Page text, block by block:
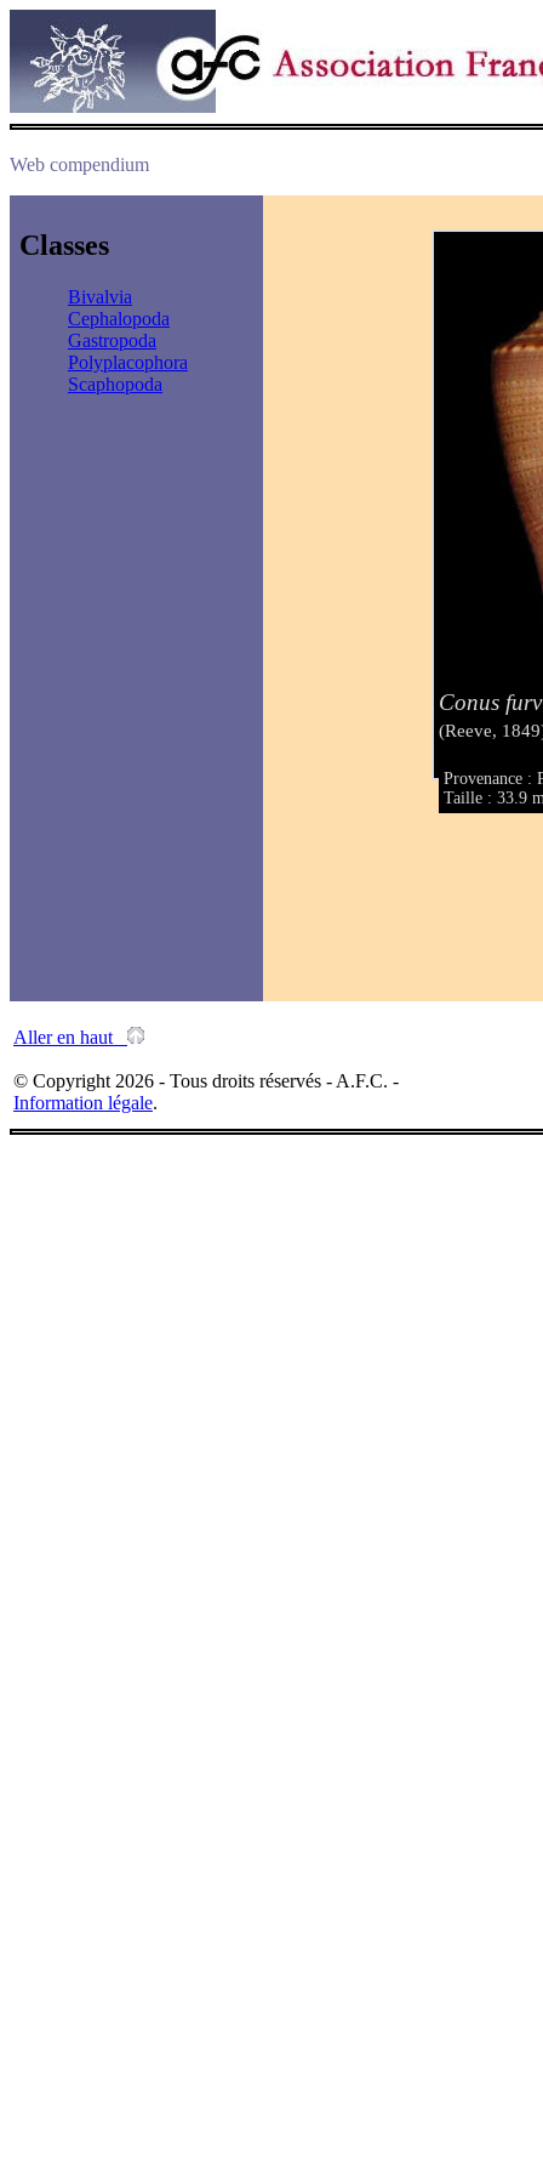
Web compendium
Classes
Bivalvia
Cephalopoda
Gastropoda
Polyplacophora
Scaphopoda
Conus
(Reeve,
Provenance :
Taille : 33.9
Aller en haut
© Copyright 2026 - Tous droits réservés - A.F.C. -
Information légale.